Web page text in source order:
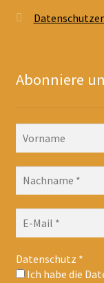
Abonniere
Datenschutz *
Ich habe die